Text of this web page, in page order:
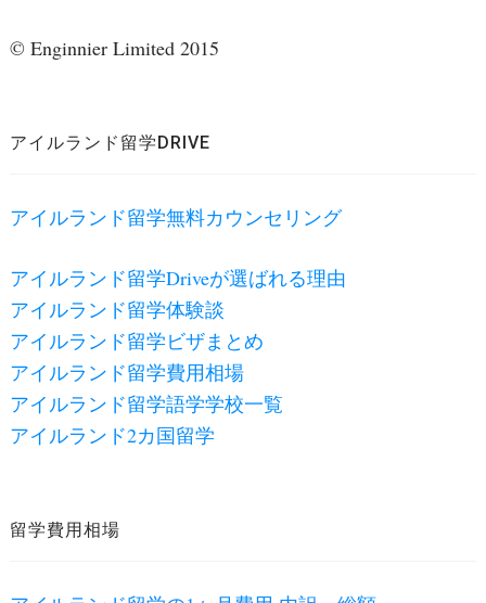
© Enginnier Limited 2015
アイルランド留学DRIVE
アイルランド留学無料カウンセリング
アイルランド留学Driveが選ばれる理由
アイルランド留学体験談
アイルランド留学ビザまとめ
アイルランド留学費用相場
アイルランド留学語学学校一覧
アイルランド2カ国留学
留学費用相場